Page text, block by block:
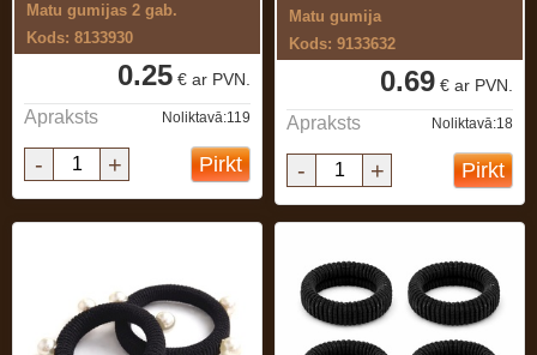
Matu gumijas 2 gab.
Kods: 8133930
0.25 € ar PVN.
Apraksts Noliktavā:119
- + Pirkt
Matu gumija
Kods: 9133632
0.69 € ar PVN.
Apraksts Noliktavā:18
- + Pirkt